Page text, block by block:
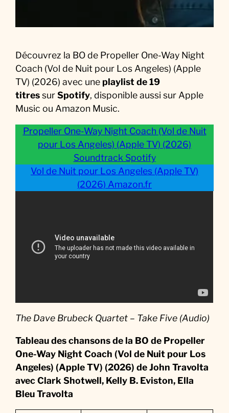
o
d
r
Découvrez la BO de Propeller One-Way Night
Coach (Vol de Nuit pour Los Angeles) (Apple
TV) (2026) avec une playlist de 19
titressurSpotify, disponible aussi sur Apple
Music ou Amazon Music.
Propeller One-Way Night Coach (Vol de Nuit
pour Los Angeles) (Apple TV) (2026)
Soundtrack Spotify
Vol de Nuit pour Los Angeles (Apple TV)
(2026) Amazon.fr
The Dave Brubeck Quartet – Take Five (Audio)
Tableau des chansons de la BO de Propeller
One-Way Night Coach (Vol de Nuit pour Los
Angeles) (Apple TV) (2026) de John Travolta
avec Clark Shotwell, Kelly B. Eviston, Ella
Bleu Travolta